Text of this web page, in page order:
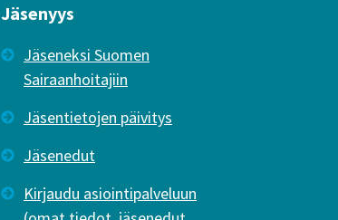
Jäsenyys
Jäseneksi Suomen
Sairaanhoitajiin
Jäsentietojen päivitys
Jäsenedut
Kirjaudu asiointipalveluun